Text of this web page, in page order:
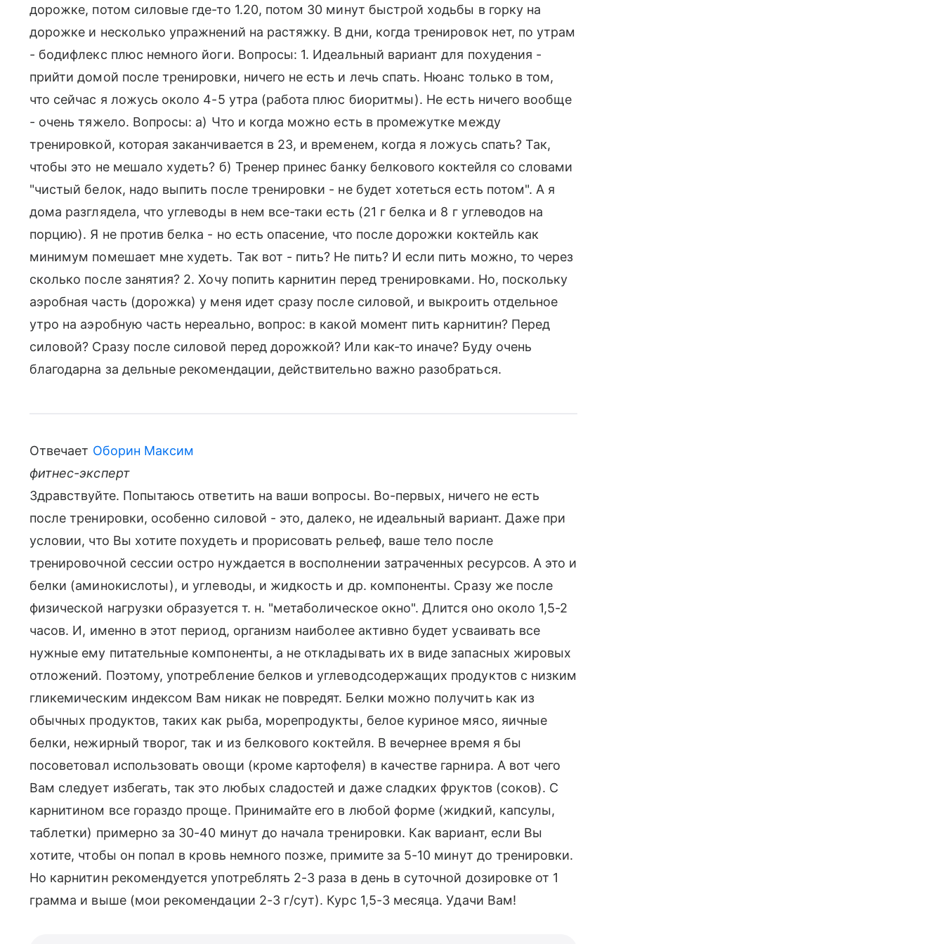
дорожке, потом силовые где-то 1.20, потом 30 минут быстрой ходьбы в горку на
дорожке и несколько упражнений на растяжку. В дни, когда тренировок нет, по утрам
- бодифлекс плюс немного йоги. Вопросы: 1. Идеальный вариант для похудения -
прийти домой после тренировки, ничего не есть и лечь спать. Нюанс только в том,
что сейчас я ложусь около 4-5 утра (работа плюс биоритмы). Не есть ничего вообще
- очень тяжело. Вопросы: а) Что и когда можно есть в промежутке между
тренировкой, которая заканчивается в 23, и временем, когда я ложусь спать? Так,
чтобы это не мешало худеть? б) Тренер принес банку белкового коктейля со словами
"чистый белок, надо выпить после тренировки - не будет хотеться есть потом". А я
дома разглядела, что углеводы в нем все-таки есть (21 г белка и 8 г углеводов на
порцию). Я не против белка - но есть опасение, что после дорожки коктейль как
минимум помешает мне худеть. Так вот - пить? Не пить? И если пить можно, то через
сколько после занятия? 2. Хочу попить карнитин перед тренировками. Но, поскольку
аэробная часть (дорожка) у меня идет сразу после силовой, и выкроить отдельное
утро на аэробную часть нереально, вопрос: в какой момент пить карнитин? Перед
силовой? Сразу после силовой перед дорожкой? Или как-то иначе? Буду очень
благодарна за дельные рекомендации, действительно важно разобраться.
Отвечает Оборин Максим
фитнес-эксперт
Здравствуйте. Попытаюсь ответить на ваши вопросы. Во-первых, ничего не есть
после тренировки, особенно силовой - это, далеко, не идеальный вариант. Даже при
условии, что Вы хотите похудеть и прорисовать рельеф, ваше тело после
тренировочной сессии остро нуждается в восполнении затраченных ресурсов. А это и
белки (аминокислоты), и углеводы, и жидкость и др. компоненты. Сразу же после
физической нагрузки образуется т. н. "метаболическое окно". Длится оно около 1,5-2
часов. И, именно в этот период, организм наиболее активно будет усваивать все
нужные ему питательные компоненты, а не откладывать их в виде запасных жировых
отложений. Поэтому, употребление белков и углеводсодержащих продуктов с низким
гликемическим индексом Вам никак не повредят. Белки можно получить как из
обычных продуктов, таких как рыба, морепродукты, белое куриное мясо, яичные
белки, нежирный творог, так и из белкового коктейля. В вечернее время я бы
посоветовал использовать овощи (кроме картофеля) в качестве гарнира. А вот чего
Вам следует избегать, так это любых сладостей и даже сладких фруктов (соков). С
карнитином все гораздо проще. Принимайте его в любой форме (жидкий, капсулы,
таблетки) примерно за 30-40 минут до начала тренировки. Как вариант, если Вы
хотите, чтобы он попал в кровь немного позже, примите за 5-10 минут до тренировки.
Но карнитин рекомендуется употреблять 2-3 раза в день в суточной дозировке от 1
грамма и выше (мои рекомендации 2-3 г/сут). Курс 1,5-3 месяца. Удачи Вам!